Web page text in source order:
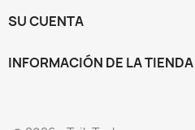
SU CUENTA
INFORMACIÓN DE LA TIENDA